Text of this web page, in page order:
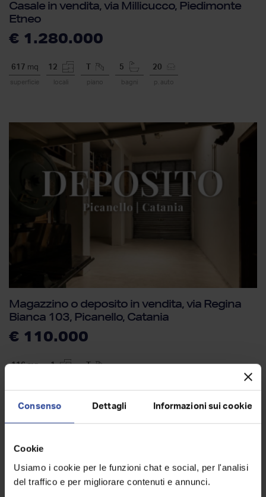
Consenso Dettagli Informazioni sui cookie
Cookie
Usiamo i cookie per le funzioni chat e social, per l'analisi
del traffico e per migliorare contenuti e annunci.
Casale in vendita, via Millicucco, Piedimonte
Etneo
€ 1.280.000
617 mq
superficie
12
locali piano
5
bagni
20
p. auto
Magazzino o deposito in vendita, via Regina
Bianca 103, Picanello, Catania
€ 110.000
116mq 1 T